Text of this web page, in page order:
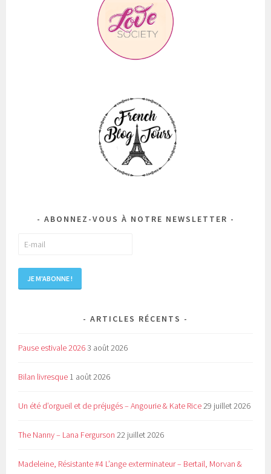
ABONNEZ-VOUS À NOTRE NEWSLETTER
ARTICLES RÉCENTS
Pause estivale 20263 août 2026
Bilan livresque 1 août 2026
Un été d’orgueil et de préjugés – Angourie & Kate Rice29 juillet 2026
The Nanny – Lana Fergurson 22 juillet 2026
Madeleine, Résistante #4 L’ange exterminateur – Bertail, Morvan &